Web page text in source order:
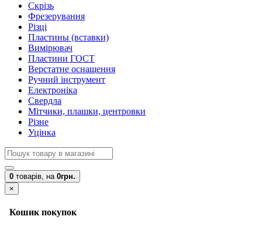
Скрізь
Фрезерування
Різці
Пластины (вставки)
Вимірювач
Пластини ГОСТ
Верстатне оснащення
Ручний інструмент
Електроніка
Свердла
Мітчики, плашки, центровки
Різне
Уцінка
0 товарів, на 0грн.
×
Кошик покупок